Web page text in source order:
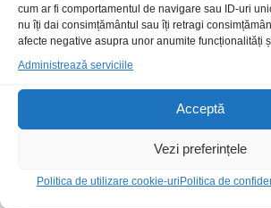
cum ar fi comportamentul de navigare sau ID-uri
nu îți dai consimțământul sau îți retragi
afecte negative asupra unor anumite funcționalități
Administrează serviciile
Acceptă
Vezi preferințele
Politica de utilizare cookie-uriPolitica de
Stoc epuizat